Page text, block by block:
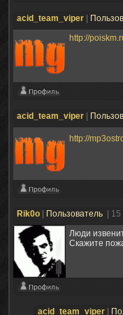
acid_team_viper
http://
acid_team_viper
http://
Rik0o Пользователь
|
Люди
Скажите
acid_team_viper